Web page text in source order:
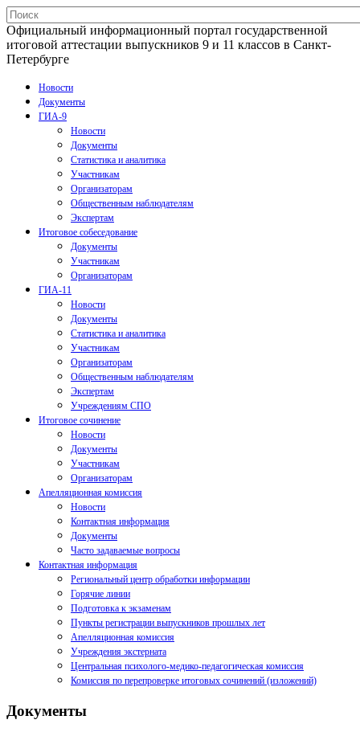
Официальный информационный портал государственной
итоговой аттестации выпускников 9 и 11 классов в Санкт-
Петербурге
Новости
Документы
ГИА-9
Новости
Документы
Статистика и аналитика
Участникам
Организаторам
Общественным наблюдателям
Экспертам
Итоговое собеседование
Документы
Участникам
Организаторам
ГИА-11
Новости
Документы
Статистика и аналитика
Участникам
Организаторам
Общественным наблюдателям
Экспертам
Учреждениям СПО
Итоговое сочинение
Новости
Документы
Участникам
Организаторам
Апелляционная комиссия
Новости
Контактная информация
Документы
Часто задаваемые вопросы
Контактная информация
Региональный центр обработки информации
Горячие линии
Подготовка к экзаменам
Пункты регистрации выпускников прошлых лет
Апелляционная комиссия
Учреждения экстерната
Центральная психолого-медико-педагогическая комиссия
Комиссия по перепроверке итоговых сочинений (изложений)
Документы